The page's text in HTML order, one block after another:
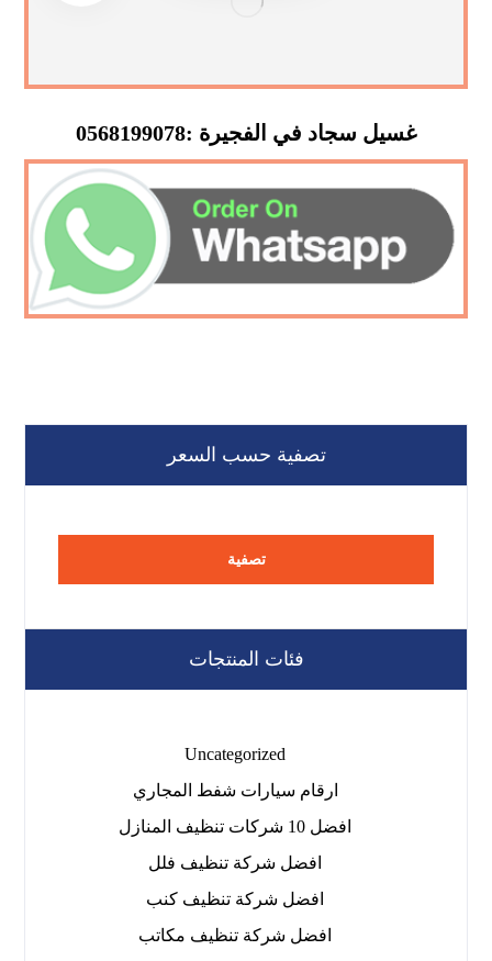
غسيل سجاد في الفجيرة :0568199078
تصفية حسب السعر
تصفية
فئات المنتجات
Uncategorized
ارقام سيارات شفط المجاري
افضل 10 شركات تنظيف المنازل
افضل شركة تنظيف فلل
افضل شركة تنظيف كنب
افضل شركة تنظيف مكاتب